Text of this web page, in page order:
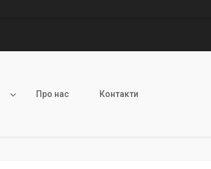
Про нас Контакти